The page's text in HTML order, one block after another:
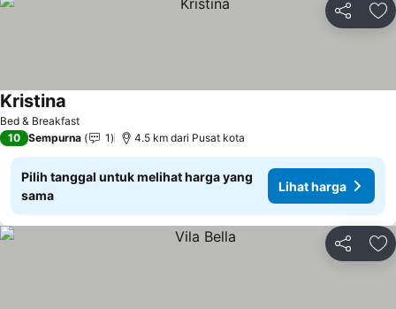
Bagikan
Bed & Breakfast
Kristina
10 Sempurna 1 4.5 km dari Pusat kota
Pilih tanggal untuk melihat harga yang
sama
Lihat harga
Bagikan